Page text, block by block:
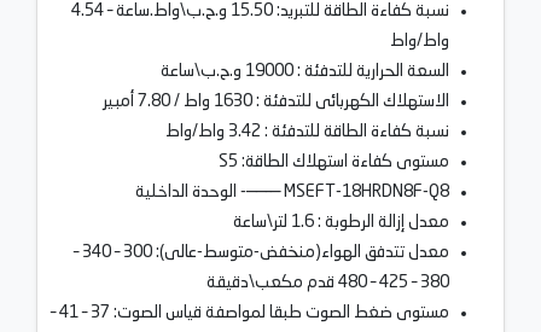
نسبة كفاءة الطاقة للتبريد: 15.50 و.ح.ب\واط.ساعة – 4.54
واط/واط
السعة الحرارية للتدفئة : 19000 و.ح.ب\ساعة
الاستهلاك الكهربائى للتدفئة : 1630 واط / 7.80 أمبير
نسبة كفاءة الطاقة للتدفئة : 3.42 واط/واط
مستوى كفاءة استهلاك الطاقة: S5
MSEFT-18HRDN8F-Q8 —–——- الوحدة الداخلية
معدل إزالة الرطوبة : 1.6 لتر\ساعة
معدل تتدفق الهواء(منخفض-متوسط-عالى): 300 – 340 –
380 – 425 – 480 قدم مكعب\دقيقة
مستوى ضغط الصوت طبقا لمواصفة قياس الصوت: 37 – 41 –